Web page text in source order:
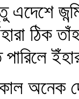
ঠিক
অনেক